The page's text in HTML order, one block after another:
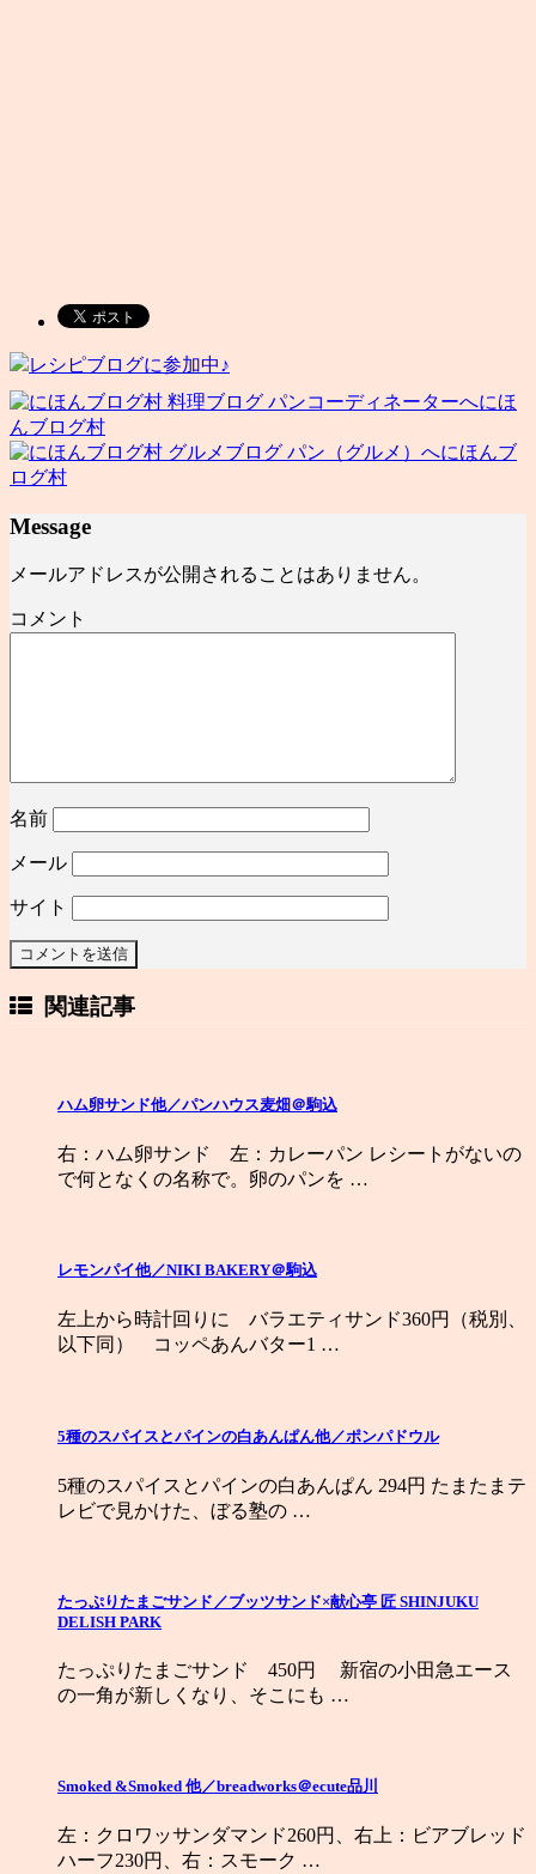
レシピブログに参加中♪
にほ
んブログ村
にほんブ
ログ村
Message
メールアドレスが公開されることはありません。
コメント
名前
メール
サイト
関連記事
ハム卵サンド他／パンハウス麦畑＠駒込
右：ハム卵サンド 左：カレーパン レシートがないの
で何となくの名称で。卵のパンを …
レモンパイ他／NIKI BAKERY＠駒込
左上から時計回りに バラエティサンド360円（税別、
以下同） コッペあんバター1 …
5種のスパイスとパインの白あんぱん他／ポンパドウル
5種のスパイスとパインの白あんぱん 294円 たまたまテ
レビで見かけた、ぼる塾の …
たっぷりたまごサンド／ブッツサンド×献心亭 匠 SHINJUKU
DELISH PARK
たっぷりたまごサンド 450円 新宿の小田急エース
の一角が新しくなり、そこにも …
Smoked &Smoked 他／breadworks＠ecute品川
左：クロワッサンダマンド260円、右上：ビアブレッド
ハーフ230円、右：スモーク …